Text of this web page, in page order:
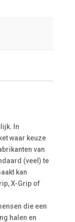
In
waar keuze
van
(veel) te
kan
X-Grip of
die een
halen en